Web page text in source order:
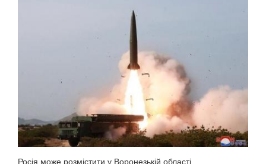
Росія може розмістити у Воронезькій області